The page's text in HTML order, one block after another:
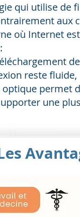
qui utilise
où Internet
reste
permet
une